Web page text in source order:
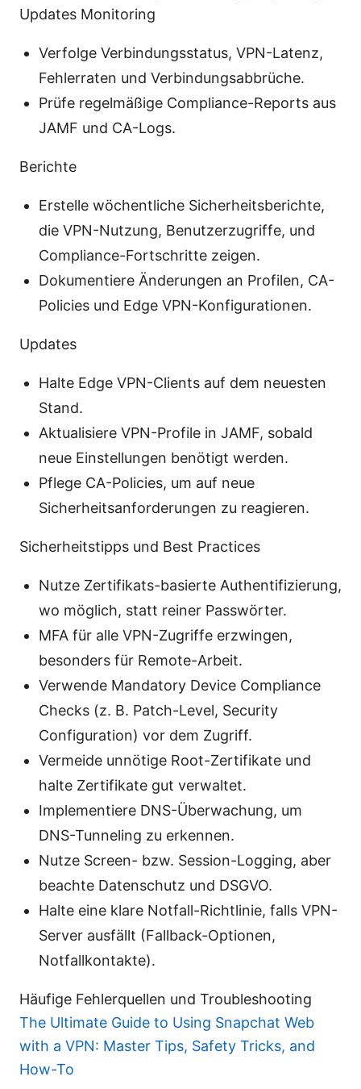
Updates Monitoring
Verfolge Verbindungsstatus, VPN-Latenz,
Fehlerraten und Verbindungsabbrüche.
Prüfe regelmäßige Compliance-Reports aus
JAMF und CA-Logs.
Berichte
Erstelle wöchentliche Sicherheitsberichte,
die VPN-Nutzung, Benutzerzugriffe, und
Compliance-Fortschritte zeigen.
Dokumentiere Änderungen an Profilen, CA-
Policies und Edge VPN-Konfigurationen.
Updates
Halte Edge VPN-Clients auf dem neuesten
Stand.
Aktualisiere VPN-Profile in JAMF, sobald
neue Einstellungen benötigt werden.
Pflege CA-Policies, um auf neue
Sicherheitsanforderungen zu reagieren.
Sicherheitstipps und Best Practices
Nutze Zertifikats-basierte Authentifizierung,
wo möglich, statt reiner Passwörter.
MFA für alle VPN-Zugriffe erzwingen,
besonders für Remote-Arbeit.
Verwende Mandatory Device Compliance
Checks (z. B. Patch-Level, Security
Configuration) vor dem Zugriff.
Vermeide unnötige Root-Zertifikate und
halte Zertifikate gut verwaltet.
Implementiere DNS-Überwachung, um
DNS-Tunneling zu erkennen.
Nutze Screen- bzw. Session-Logging, aber
beachte Datenschutz und DSGVO.
Halte eine klare Notfall-Richtlinie, falls VPN-
Server ausfällt (Fallback-Optionen,
Notfallkontakte).
Häufige Fehlerquellen und Troubleshooting
The Ultimate Guide to Using Snapchat Web
with a VPN: Master Tips, Safety Tricks, and
How-To